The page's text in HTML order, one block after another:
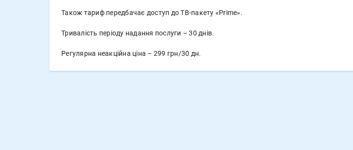
Також тариф передбачає доступ до ТВ-пакету «Prime».
Тривалість періоду надання послуги – 30 днів.
Регулярна неакційна ціна – 299 грн/30 дн.